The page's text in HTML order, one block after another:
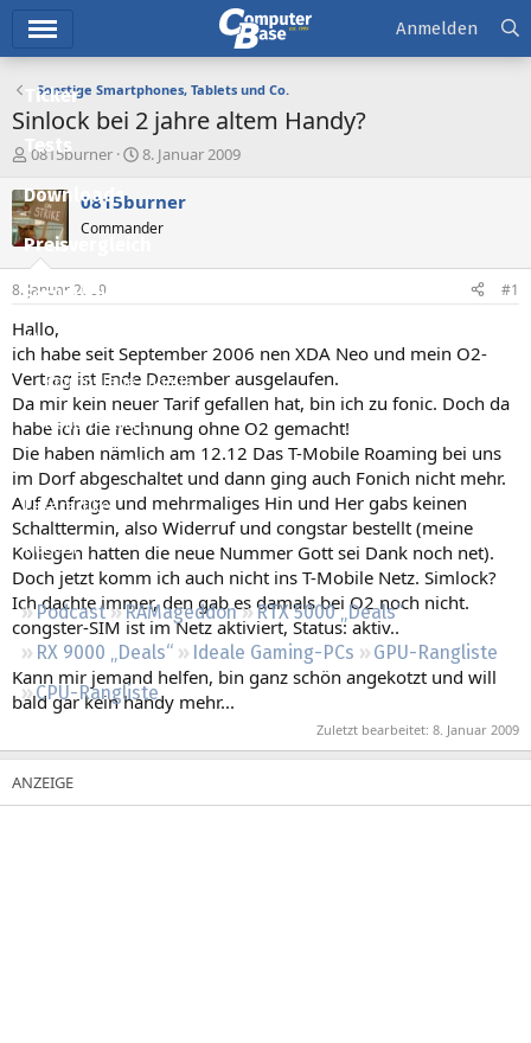
Ticker
Tests
Downloads
Preisvergleich
Forum
Aktuelles
Empfohlene Inhalte
Neue Beiträge
Neueste Aktivitäten
Leserartikel
Regeln
Podcast RAMageddon
RTX 5000 „Deals“
RX 9000 „Deals“
Ideale Gaming-PCs
GPU-Rangliste
CPU-Rangliste
Anmelden
Sonstige Smartphones, Tablets und Co.
Sinlock bei 2 jahre altem Handy?
E
s
t
e
e
r
0815burner
E
s
e
t
m
8. Januar 2009
0815burner
Commander
8. Januar 2009 #1
Hallo,
ich habe seit September 2006 nen XDA Neo und mein O2-
Vertrag ist Ende Dezember ausgelaufen.
Da mir kein neuer Tarif gefallen hat, bin ich zu fonic. Doch da
habe ich die rechnung ohne O2 gemacht!
Die haben nämlich am 12.12 Das T-Mobile Roaming bei uns
im Dorf abgeschaltet und dann ging auch Fonich nicht mehr.
Auf Anfrage und mehrmaliges Hin und Her gabs keinen
Schalttermin, also Widerruf und congstar bestellt (meine
Kollegen hatten die neue Nummer Gott sei Dank noch net).
Doch jetzt komm ich auch nicht ins T-Mobile Netz. Simlock?
Ich dachte immer, den gab es damals bei O2 noch nicht.
congster-SIM ist im Netz aktiviert, Status: aktiv..
Kann mir jemand helfen, bin ganz schön angekotzt und will
bald gar kein handy mehr...
Zuletzt bearbeitet: 8. Januar 2009